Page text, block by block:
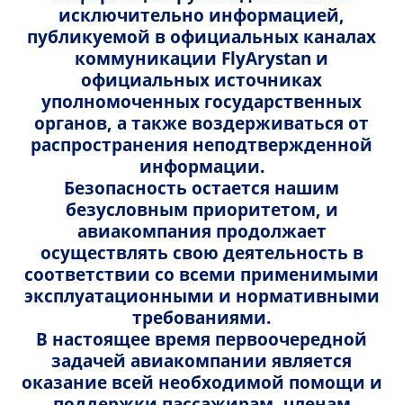
исключительно информацией,
публикуемой в официальных каналах
коммуникации FlyArystan и
официальных источниках
уполномоченных государственных
органов, а также воздерживаться от
распространения неподтвержденной
информации.
Безопасность остается нашим
безусловным приоритетом, и
авиакомпания продолжает
осуществлять свою деятельность в
соответствии со всеми применимыми
эксплуатационными и нормативными
требованиями.
В настоящее время первоочередной
задачей авиакомпании является
оказание всей необходимой помощи и
Стамбул
Грузия
Кутаиси
Узбекистан
Ташкент
Кыргызстан